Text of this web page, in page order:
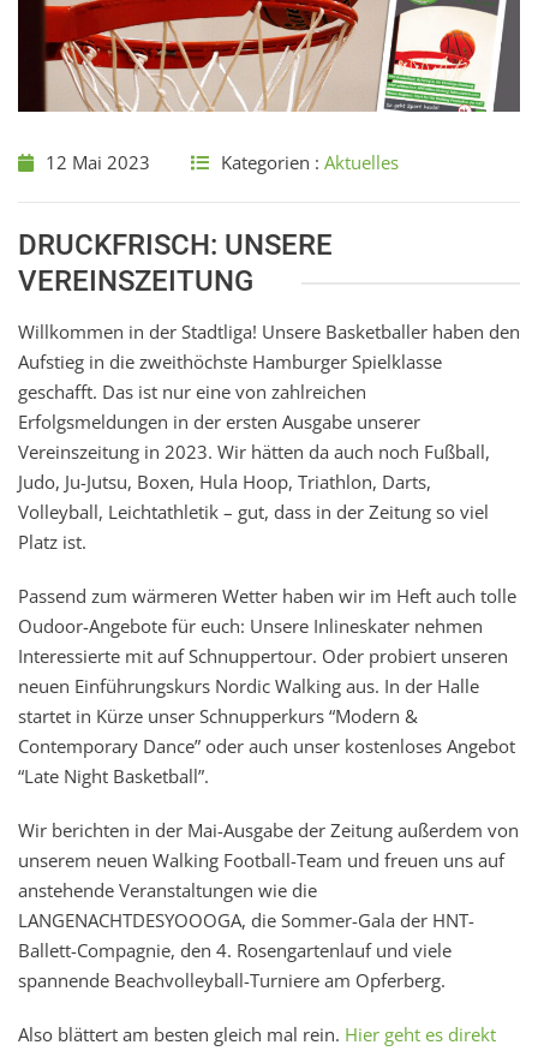
12 Mai 2023 Kategorien : Aktuelles
DRUCKFRISCH: UNSERE
VEREINSZEITUNG
Willkommen in der Stadtliga! Unsere Basketballer haben den
Aufstieg in die zweithöchste Hamburger Spielklasse
geschafft. Das ist nur eine von zahlreichen
Erfolgsmeldungen in der ersten Ausgabe unserer
Vereinszeitung in 2023. Wir hätten da auch noch Fußball,
Judo, Ju-Jutsu, Boxen, Hula Hoop, Triathlon, Darts,
Volleyball, Leichtathletik – gut, dass in der Zeitung so viel
Platz ist.
Passend zum wärmeren Wetter haben wir im Heft auch tolle
Oudoor-Angebote für euch: Unsere Inlineskater nehmen
Interessierte mit auf Schnuppertour. Oder probiert unseren
neuen Einführungskurs Nordic Walking aus. In der Halle
startet in Kürze unser Schnupperkurs “Modern &
Contemporary Dance” oder auch unser kostenloses Angebot
“Late Night Basketball”.
Wir berichten in der Mai-Ausgabe der Zeitung außerdem von
unserem neuen Walking Football-Team und freuen uns auf
anstehende Veranstaltungen wie die
LANGENACHTDESYOOOGA, die Sommer-Gala der HNT-
Ballett-Compagnie, den 4. Rosengartenlauf und viele
spannende Beachvolleyball-Turniere am Opferberg.
Also blättert am besten gleich mal rein. Hier geht es direkt